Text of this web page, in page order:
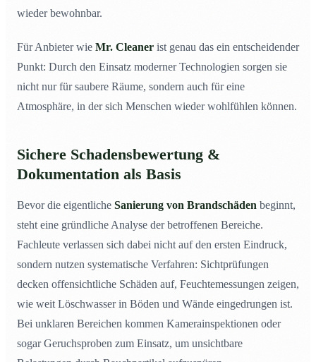
wieder bewohnbar.
Für Anbieter wie Mr. Cleaner ist genau das ein entscheidender
Punkt: Durch den Einsatz moderner Technologien sorgen sie
nicht nur für saubere Räume, sondern auch für eine
Atmosphäre, in der sich Menschen wieder wohlfühlen können.
Sichere Schadensbewertung &
Dokumentation als Basis
Bevor die eigentliche Sanierung von Brandschäden beginnt,
steht eine gründliche Analyse der betroffenen Bereiche.
Fachleute verlassen sich dabei nicht auf den ersten Eindruck,
sondern nutzen systematische Verfahren: Sichtprüfungen
decken offensichtliche Schäden auf, Feuchtemessungen zeigen,
wie weit Löschwasser in Böden und Wände eingedrungen ist.
Bei unklaren Bereichen kommen Kamerainspektionen oder
sogar Geruchsproben zum Einsatz, um unsichtbare